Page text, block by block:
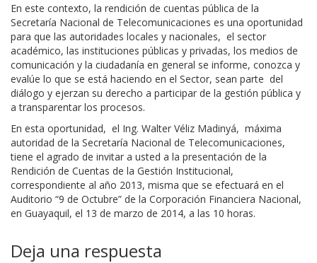
En este contexto, la rendición de cuentas pública de la
Secretaría Nacional de Telecomunicaciones es una oportunidad
para que las autoridades locales y nacionales, el sector
académico, las instituciones públicas y privadas, los medios de
comunicación y la ciudadanía en general se informe, conozca y
evalúe lo que se está haciendo en el Sector, sean parte del
diálogo y ejerzan su derecho a participar de la gestión pública y
a transparentar los procesos.
En esta oportunidad, el Ing. Walter Véliz Madinyá, máxima
autoridad de la Secretaría Nacional de Telecomunicaciones,
tiene el agrado de invitar a usted a la presentación de la
Rendición de Cuentas de la Gestión Institucional,
correspondiente al año 2013, misma que se efectuará en el
Auditorio “9 de Octubre” de la Corporación Financiera Nacional,
en Guayaquil, el 13 de marzo de 2014, a las 10 horas.
Deja una respuesta